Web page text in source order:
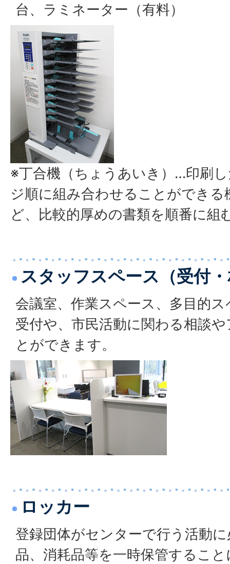
台、ラミネーター（有料）
※丁合機（ちょうあいき）…印刷
ジ順に組み合わせることができる
ど、比較的厚めの書類を順番に組
スタッフスペース（受付
会議室、作業スペース、多目的
受付や、市民活動に関わる相談
とができます。
ロッカー
登録団体がセンターで行う活動
品、消耗品等を一時保管するこ